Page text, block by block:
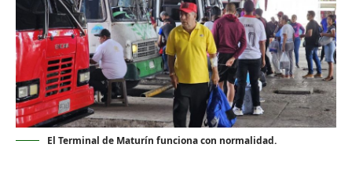
El Terminal de Maturín funciona con normalidad.